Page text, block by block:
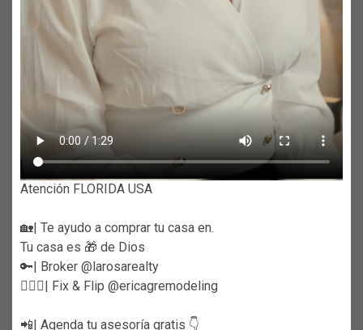
Atención FLORIDA USA
🏡| Te ayudo a comprar tu casa en.
Tu casa es 🎁 de Dios
🔑| Broker @larosarealty
👷🏼‍♀️| Fix & Flip @ericagremodeling
📲| Agenda tu asesoría gratis 👇